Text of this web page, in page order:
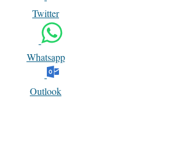
Twitter
Whatsapp
Outlook